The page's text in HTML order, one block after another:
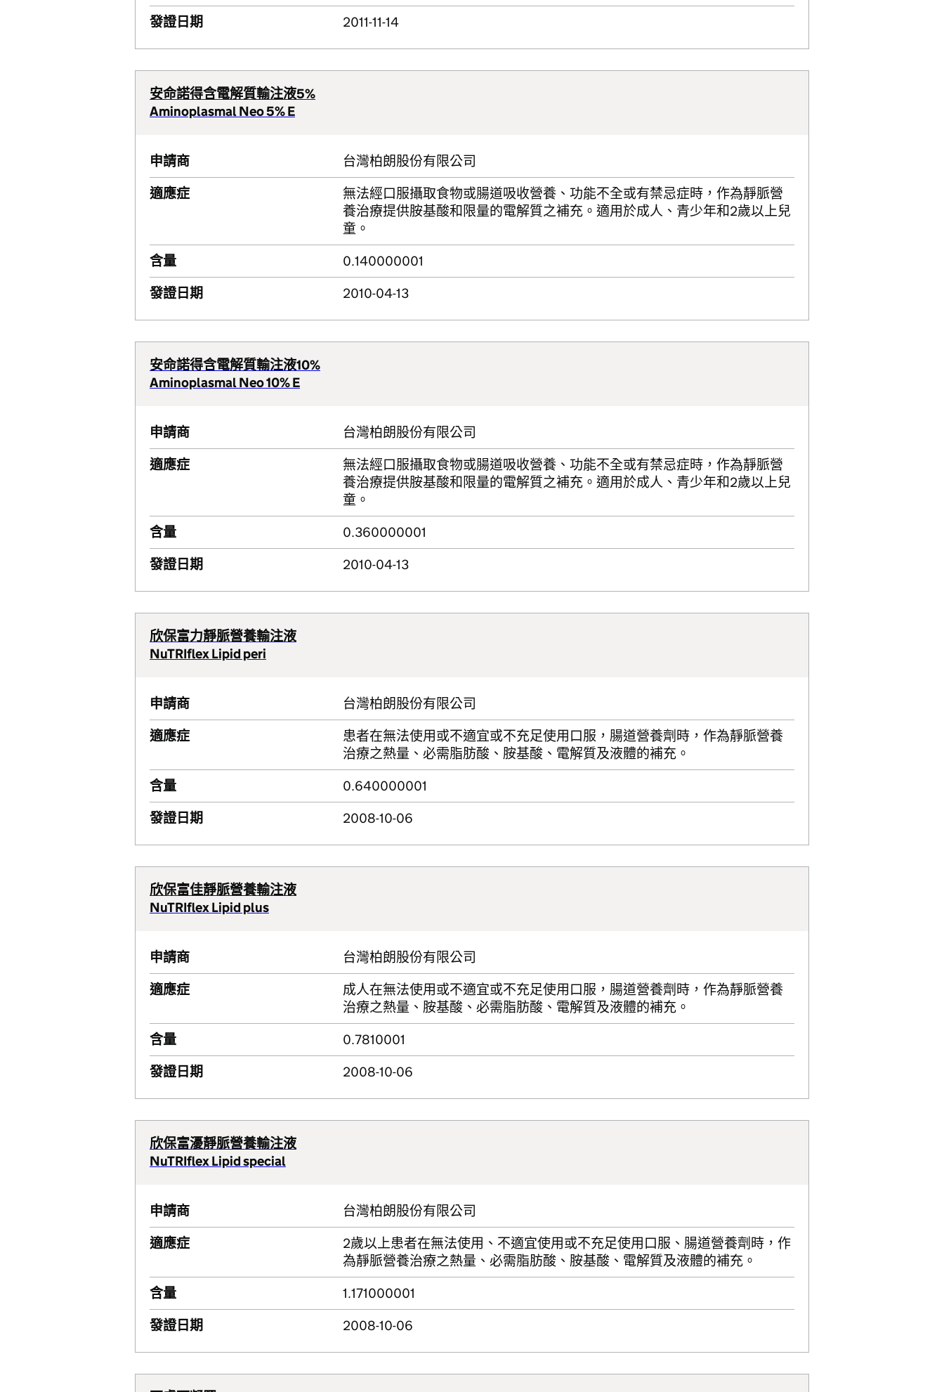
發證日期
2011-11-14
安命諾得含電解質輸注液5%
Aminoplasmal Neo 5% E
申請商
台灣柏朗股份有限公司
適應症
無法經口服攝取食物或腸道吸收營養、功能不全或有禁忌症時，作為靜脈營
養治療提供胺基酸和限量的電解質之補充。適用於成人、青少年和2歲以上兒
童。
含量
0.140000001
發證日期
2010-04-13
安命諾得含電解質輸注液10%
Aminoplasmal Neo 10% E
申請商
台灣柏朗股份有限公司
適應症
無法經口服攝取食物或腸道吸收營養、功能不全或有禁忌症時，作為靜脈營
養治療提供胺基酸和限量的電解質之補充。適用於成人、青少年和2歲以上兒
童。
含量
0.360000001
發證日期
2010-04-13
欣保富力靜脈營養輸注液
NuTRIflex Lipid peri
申請商
台灣柏朗股份有限公司
適應症
患者在無法使用或不適宜或不充足使用口服，腸道營養劑時，作為靜脈營養
治療之熱量、必需脂肪酸、胺基酸、電解質及液體的補充。
含量
0.640000001
發證日期
2008-10-06
欣保富佳靜脈營養輸注液
NuTRIflex Lipid plus
申請商
台灣柏朗股份有限公司
適應症
成人在無法使用或不適宜或不充足使用口服，腸道營養劑時，作為靜脈營養
治療之熱量、胺基酸、必需脂肪酸、電解質及液體的補充。
含量
0.7810001
發證日期
2008-10-06
欣保富瀀靜脈營養輸注液
NuTRIflex Lipid special
申請商
台灣柏朗股份有限公司
適應症
2歲以上患者在無法使用、不適宜使用或不充足使用口服、腸道營養劑時，作
為靜脈營養治療之熱量、必需脂肪酸、胺基酸、電解質及液體的補充。
含量
1.171000001
發證日期
2008-10-06